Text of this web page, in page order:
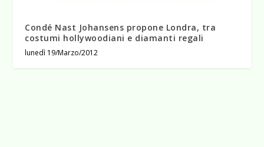
Condé Nast Johansens propone Londra, tra
costumi hollywoodiani e diamanti regali
lunedì 19/Marzo/2012